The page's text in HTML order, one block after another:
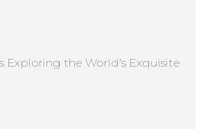
Exploring the World’s Exquisite